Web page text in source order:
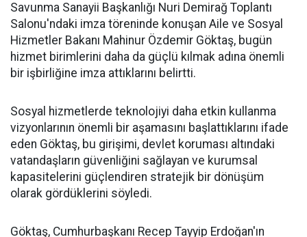
Savunma Sanayii Başkanlığı Nuri Demirağ Toplantı
Salonu'ndaki imza töreninde konuşan Aile ve Sosyal
Hizmetler Bakanı Mahinur Özdemir Göktaş, bugün
hizmet birimlerini daha da güçlü kılmak adına önemli
bir işbirliğine imza attıklarını belirtti.
Sosyal hizmetlerde teknolojiyi daha etkin kullanma
vizyonlarının önemli bir aşamasını başlattıklarını ifade
eden Göktaş, bu girişimi, devlet koruması altındaki
vatandaşların güvenliğini sağlayan ve kurumsal
kapasitelerini güçlendiren stratejik bir dönüşüm
olarak gördüklerini söyledi.
Göktaş, Cumhurbaşkanı Recep Tayyip Erdoğan'ın